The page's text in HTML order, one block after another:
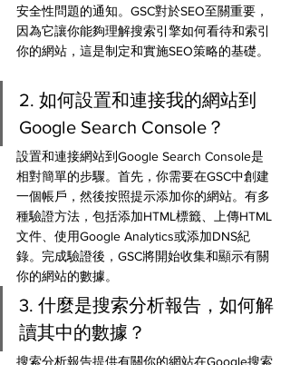
安全性問題的通知。GSC對於SEO至關重要，
因為它讓你能夠理解搜索引擎如何看待和索引
你的網站，這是制定和實施SEO策略的基礎。
2. 如何設置和連接我的網站到
Google Search Console？
設置和連接網站到Google Search Console是
相對簡單的步驟。首先，你需要在GSC中創建
一個帳戶，然後按照提示添加你的網站。有多
種驗證方法，包括添加HTML標籤、上傳HTML
文件、使用Google Analytics或添加DNS紀
錄。完成驗證後，GSC將開始收集和顯示有關
你的網站的數據。
3. 什麼是搜索分析報告，如何解
讀其中的數據？
搜索分析報告提供有關你的網站在Google搜索